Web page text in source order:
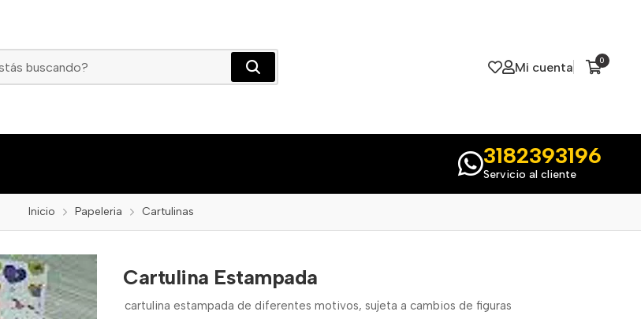
Mi cuenta 0
3182393196
Servicio al cliente
Inicio Papeleria Cartulinas
Cartulina Estampada
cartulina estampada de diferentes motivos, sujeta a cambios de figuras